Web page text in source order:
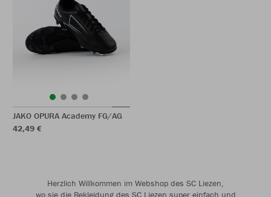
JAKO OPURA Academy FG/AG
42,49 €
Herzlich Willkommen im Webshop des SC Liezen,
wo sie die Bekleidung des SC Liezen super einfach und